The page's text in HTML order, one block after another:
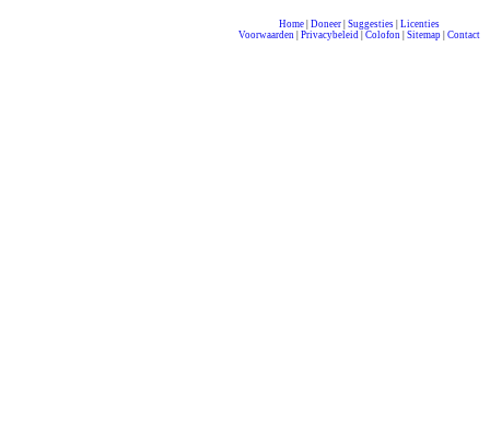
Home| Doneer| Suggesties| Licenties
Voorwaarden| Privacybeleid| Colofon| Sitemap| Contact